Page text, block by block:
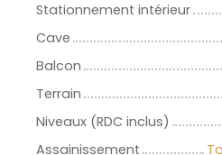
Stationnement intérieur
Cave
Balcon
Terrain
Niveaux (RDC inclus)
Assainissement